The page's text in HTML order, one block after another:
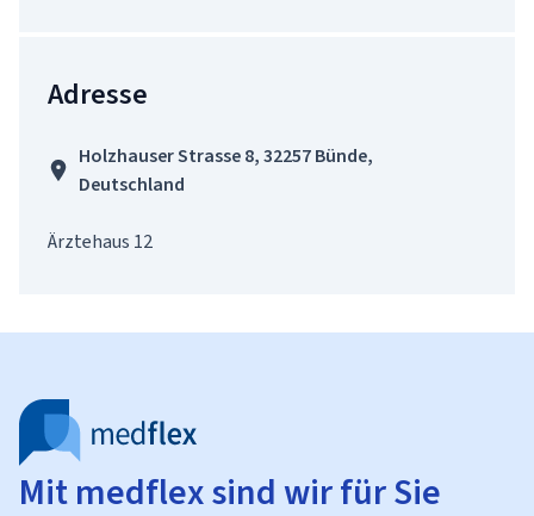
Adresse
Holzhauser Strasse 8, 32257 Bünde,
Deutschland
Ärztehaus 12
Mit medflex sind wir für Sie